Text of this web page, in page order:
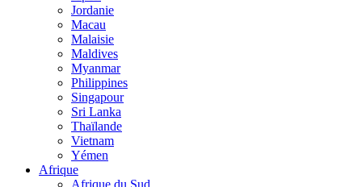
Jordanie
Macau
Malaisie
Maldives
Myanmar
Philippines
Singapour
Sri Lanka
Thaïlande
Vietnam
Yémen
Afrique
Afrique du Sud